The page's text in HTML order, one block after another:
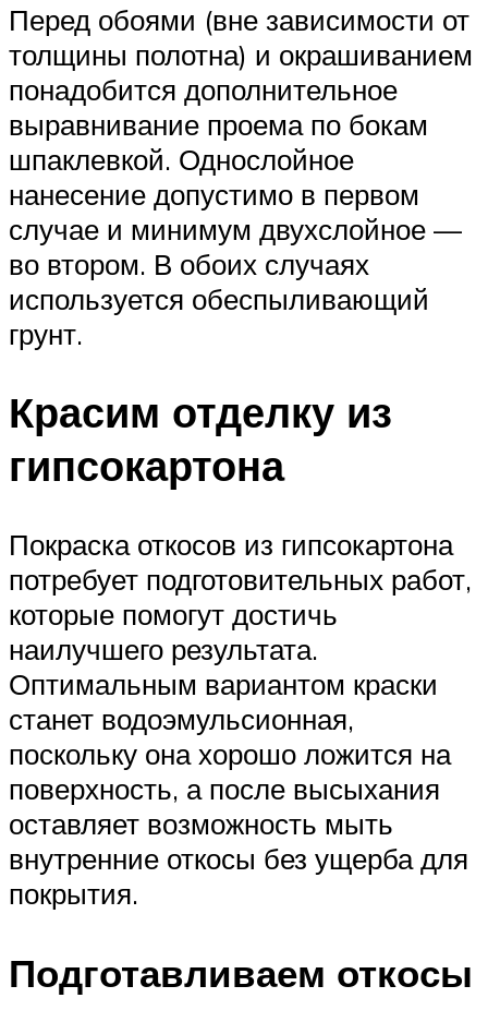
Перед обоями (вне зависимости от
толщины полотна) и окрашиванием
понадобится дополнительное
выравнивание проема по бокам
шпаклевкой. Однослойное
нанесение допустимо в первом
случае и минимум двухслойное —
во втором. В обоих случаях
используется обеспыливающий
грунт.
Красим отделку из
гипсокартона
Покраска откосов из гипсокартона
потребует подготовительных работ,
которые помогут достичь
наилучшего результата.
Оптимальным вариантом краски
станет водоэмульсионная,
поскольку она хорошо ложится на
поверхность, а после высыхания
оставляет возможность мыть
внутренние откосы без ущерба для
покрытия.
Подготавливаем откосы